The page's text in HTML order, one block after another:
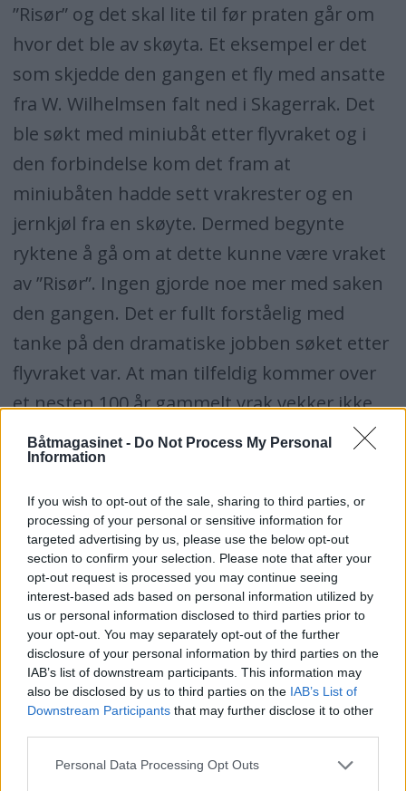
Båtmagasinet - Do Not Process My Personal
Information
If you wish to opt-out of the sale, sharing to third parties, or
processing of your personal or sensitive information for
targeted advertising by us, please use the below opt-out
section to confirm your selection. Please note that after your
opt-out request is processed you may continue seeing
interest-based ads based on personal information utilized by
us or personal information disclosed to third parties prior to
your opt-out. You may separately opt-out of the further
disclosure of your personal information by third parties on the
IAB’s list of downstream participants. This information may
also be disclosed by us to third parties on the IAB’s List of
Downstream Participants that may further disclose it to other
Personal Data Processing Opt Outs
”Risør” og det skal lite til før praten går om
hvor det ble av skøyta. Et eksempel er det
som skjedde den gangen et fly med ansatte
fra W. Wilhelmsen falt ned i Skagerrak. Det
ble søkt med miniubåt etter flyvraket og i
den forbindelse kom det fram at
miniubåten hadde sett vrakrester og en
jernkjøl fra en skøyte. Dermed begynte
ryktene å gå om at dette kunne være vraket
av ”Risør”. Ingen gjorde noe mer med saken
den gangen. Det er fullt forståelig med
tanke på den dramatiske jobben søket etter
flyvraket var. At man tilfeldig kommer over
et nesten 100 år gammelt vrak vekker ikke
mye interesse da.
Mannskapet:
Fører: Johannes Martinsen, Helgeroa.
Bestmann: Haldor Johansen, Helgeroa.
Matros: Hans Martin Martinsen, Risør
(skøyteførerens bror).
Matros: Paul Thomassen, Nevlunghavn.
Kilder:
Bjørn Foss ”Hundre år med redningsskøyta”
Johan J. Petersen, Redningsselskapet